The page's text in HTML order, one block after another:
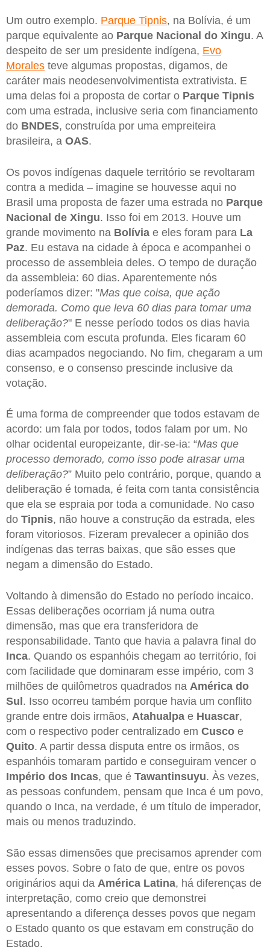
Um outro exemplo. Parque Tipnis, na Bolívia, é um
parque equivalente ao Parque Nacional do Xingu. A
despeito de ser um presidente indígena, Evo
Morales teve algumas propostas, digamos, de
caráter mais neodesenvolvimentista extrativista. E
uma delas foi a proposta de cortar o Parque Tipnis
com uma estrada, inclusive seria com financiamento
do BNDES, construída por uma empreiteira
brasileira, a OAS.
Os povos indígenas daquele território se revoltaram
contra a medida – imagine se houvesse aqui no
Brasil uma proposta de fazer uma estrada no Parque
Nacional de Xingu. Isso foi em 2013. Houve um
grande movimento na Bolívia e eles foram para La
Paz. Eu estava na cidade à época e acompanhei o
processo de assembleia deles. O tempo de duração
da assembleia: 60 dias. Aparentemente nós
poderíamos dizer: "Mas que coisa, que ação
demorada. Como que leva 60 dias para tomar uma
deliberação?" E nesse período todos os dias havia
assembleia com escuta profunda. Eles ficaram 60
dias acampados negociando. No fim, chegaram a um
consenso, e o consenso prescinde inclusive da
votação.
É uma forma de compreender que todos estavam de
acordo: um fala por todos, todos falam por um. No
olhar ocidental europeizante, dir-se-ia: “Mas que
processo demorado, como isso pode atrasar uma
deliberação?” Muito pelo contrário, porque, quando a
deliberação é tomada, é feita com tanta consistência
que ela se espraia por toda a comunidade. No caso
do Tipnis, não houve a construção da estrada, eles
foram vitoriosos. Fizeram prevalecer a opinião dos
indígenas das terras baixas, que são esses que
negam a dimensão do Estado.
Voltando à dimensão do Estado no período incaico.
Essas deliberações ocorriam já numa outra
dimensão, mas que era transferidora de
responsabilidade. Tanto que havia a palavra final do
Inca. Quando os espanhóis chegam ao território, foi
com facilidade que dominaram esse império, com 3
milhões de quilômetros quadrados na América do
Sul . Isso ocorreu também porque havia um conflito
grande entre dois irmãos, Atahualpa e Huascar,
com o respectivo poder centralizado em Cusco e
Quito. A partir dessa disputa entre os irmãos, os
espanhóis tomaram partido e conseguiram vencer o
Império dos Incas, que é Tawantinsuyu. Às vezes,
as pessoas confundem, pensam que Inca é um povo,
quando o Inca, na verdade, é um título de imperador,
mais ou menos traduzindo.
São essas dimensões que precisamos aprender com
esses povos. Sobre o fato de que, entre os povos
originários aqui da América Latina, há diferenças de
interpretação, como creio que demonstrei
apresentando a diferença desses povos que negam
o Estado quanto os que estavam em construção do
Estado.